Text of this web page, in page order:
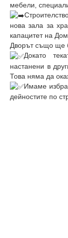
мебели,
нова зала за
капацитет на
Дворът също ще
Докато
настанени в
Това няма да
Имаме
дейностите по